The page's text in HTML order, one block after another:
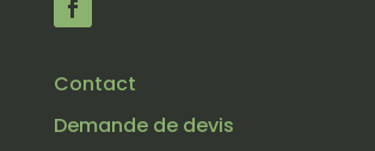
Contact
Demande de devis